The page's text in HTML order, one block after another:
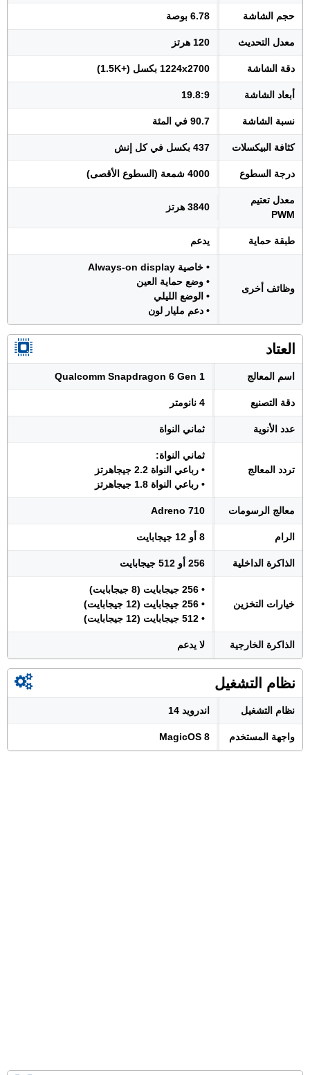
حجم الشاشة 6.78 بوصة
معدل التحديث 120 هرتز
دقة الشاشة 1224x2700 بكسل (+1.5K)
أبعاد الشاشة 19.8:9
نسبة الشاشة 90.7 في المئة
كثافة البيكسلات 437 بكسل في كل إنش
درجة السطوع 4000 شمعة (السطوع الأقصى)
معدل تعتيم
PWM
3840 هرتز
طبقة حماية يدعم
وظائف أخرى
• خاصية Always-on display
• وضع حماية العين
• الوضع الليلي
• دعم مليار لون
العتاد
اسم المعالج Qualcomm Snapdragon 6 Gen 1
دقة التصنيع 4 نانومتر
عدد الأنوية ثماني النواة
تردد المعالج
ثماني النواة:
• رباعي النواة 2.2 جيجاهرتز
• رباعي النواة 1.8 جيجاهرتز
معالج الرسومات Adreno 710
الرام 8 أو 12 جيجابايت
الذاكرة الداخلية 256 أو 512 جيجابايت
خيارات التخزين
• 256 جيجابايت (8 جيجابايت)
• 256 جيجابايت (12 جيجابايت)
• 512 جيجابايت (12 جيجابايت)
الذاكرة الخارجية لا يدعم
نظام التشغيل
نظام التشغيل اندرويد 14
واجهة المستخدم MagicOS 8